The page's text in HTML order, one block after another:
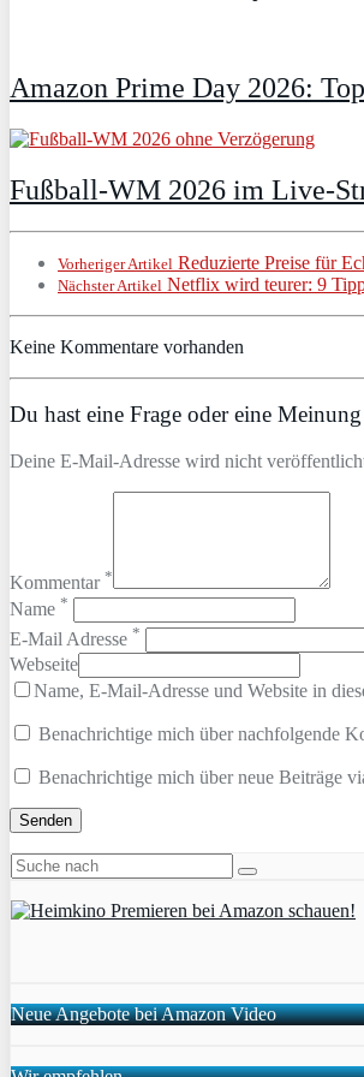
Amazon Prime Day 2026:
Fußball-WM 2026 im Live-
Vorheriger Artikel Reduzierte Preise für
Nächster Artikel Netflix wird teurer: 9
Keine Kommentare vorhanden
Du hast eine Frage oder eine
Deine E-Mail-Adresse wird nicht
Kommentar *
Name *
E-Mail Adresse *
Webseite
Name, E-Mail-Adresse und Website in
Benachrichtige mich über nachfolgende
Benachrichtige mich über neue Beiträge
Neue Angebote bei Amazon Video